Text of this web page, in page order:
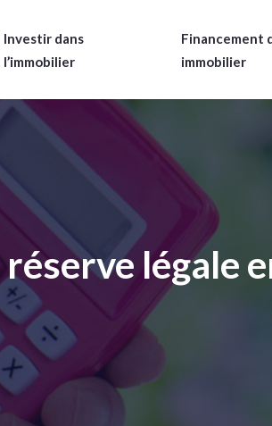
Investir dans
l’immobilier
Financement
immobilier
légale